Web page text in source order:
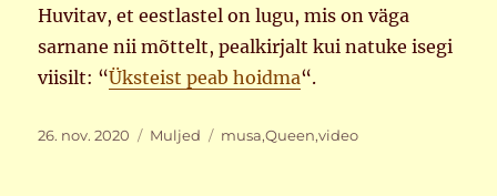
Huvitav, et eestlastel on lugu, mis on väga
sarnane nii mõttelt, pealkirjalt kui natuke isegi
viisilt: “Üksteist peab hoidma“.
Postitatud
26. nov. 2020 Rubriigid
Muljed Sildid
musa,Queen,video